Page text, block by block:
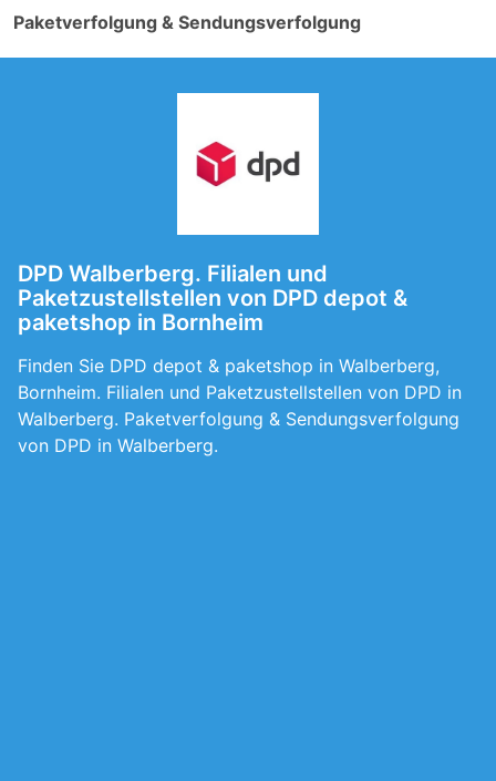
Paketverfolgung & Sendungsverfolgung
DPD Walberberg. Filialen und
Paketzustellstellen von DPD depot &
paketshop in Bornheim
Finden Sie DPD depot & paketshop in Walberberg,
Bornheim. Filialen und Paketzustellstellen von DPD in
Walberberg. Paketverfolgung & Sendungsverfolgung
von DPD in Walberberg.